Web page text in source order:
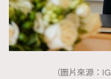
（圖片來源：